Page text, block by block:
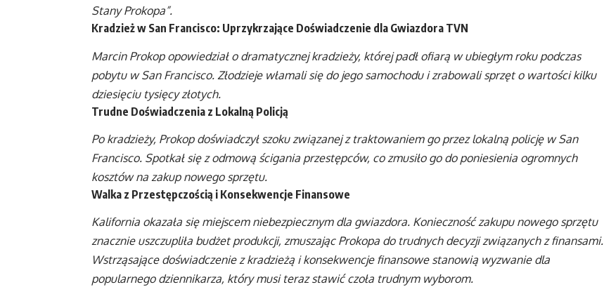
Stany Prokopa”.
Kradzież w San Francisco: Uprzykrzające Doświadczenie dla Gwiazdora TVN
Marcin Prokop opowiedział o dramatycznej kradzieży, której padł ofiarą w ubiegłym roku podczas
pobytu w San Francisco. Złodzieje włamali się do jego samochodu i zrabowali sprzęt o wartości kilku
dziesięciu tysięcy złotych.
Trudne Doświadczenia z Lokalną Policją
Po kradzieży, Prokop doświadczył szoku związanej z traktowaniem go przez lokalną policję w San
Francisco. Spotkał się z odmową ścigania przestępców, co zmusiło go do poniesienia ogromnych
kosztów na zakup nowego sprzętu.
Walka z Przestępczością i Konsekwencje Finansowe
Kalifornia okazała się miejscem niebezpiecznym dla gwiazdora. Konieczność zakupu nowego sprzętu
znacznie uszczupliła budżet produkcji, zmuszając Prokopa do trudnych decyzji związanych z finansami.
Wstrząsające doświadczenie z kradzieżą i konsekwencje finansowe stanowią wyzwanie dla
popularnego dziennikarza, który musi teraz stawić czoła trudnym wyborom.